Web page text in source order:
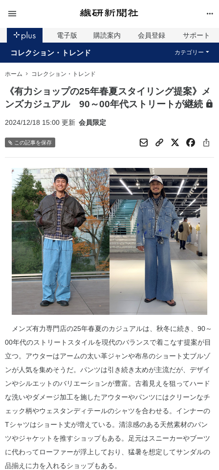
電子版 購読案内 会員登録 サポート
コレクション・トレンド カテゴリー
ホーム コレクション・トレンド
《有力ショップの25年春夏スタイリング提案》メ
ンズカジュアル 90～00年代ストリートが継続
2024/12/18 15:00 更新 会員限定
この記事を保存
メンズ有力専門店の25年春夏のカジュアルは、秋冬に続き、90～
00年代のストリートスタイルを現代のバランスで着こなす提案が目
立つ。アウターはアームの太い革ジャンや布帛のショート丈ブルゾ
ンが人気を集めそうだ。パンツは引き続き太めが主流だが、デザイ
ンやシルエットのバリエーションが豊富。古着見えを狙ってハード
な洗いやダメージ加工を施したアウターやパンツにはクリーンなチ
ェック柄やウェスタンディテールのシャツを合わせる。インナーの
Tシャツはショート丈が増えている。清涼感のある天然素材のパン
ツやジャケットを推すショップもある。足元はスニーカーやブーツ
に代わってローファーが浮上しており、猛暑を想定してサンダルの
品揃えに力を入れるショップもある。